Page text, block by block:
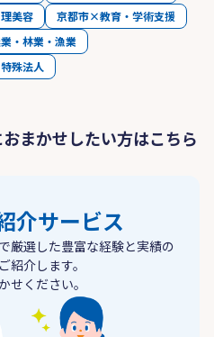
美容
京都市×教育・学術支援
・林業・漁業
殊法人
まかせしたい方はこちら
介サービス
厳選した豊富な経験と実績の
紹介します。
せください。